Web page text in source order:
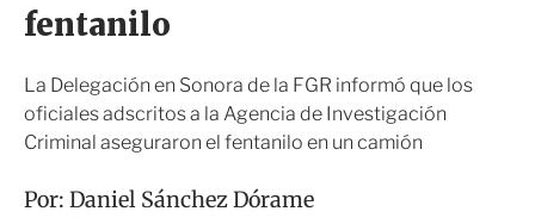
fentanilo
La Delegación en Sonora de la FGR informó que los
oficiales adscritos a la Agencia de Investigación
Criminal aseguraron el fentanilo en un camión
Por: Daniel Sánchez Dórame